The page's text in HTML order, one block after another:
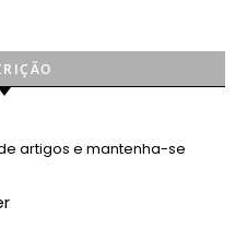
artigos e mantenha-se